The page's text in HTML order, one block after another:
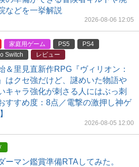
などを一挙解説
2026-08-06 12:05
家庭用ゲーム PS5
PS4
Switch
レビュー
＆里見直新作RPG『ヴィリオン：
はクセ強だけど、謎めいた物語や
キャラ強化が刺さる人にはぶっ刺
すすめ度：8点／電撃の激押し神ゲ
2026-08-05 12:00
ーマン鑑賞準備RTAしてみた。